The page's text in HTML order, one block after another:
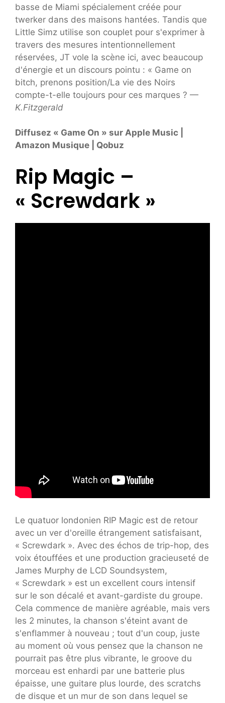
basse de Miami spécialement créée pour
twerker dans des maisons hantées. Tandis que
Little Simz utilise son couplet pour s'exprimer à
travers des mesures intentionnellement
réservées, JT vole la scène ici, avec beaucoup
d'énergie et un discours pointu : « Game on
bitch, prenons position/La vie des Noirs
compte-t-elle toujours pour ces marques ? —
K.Fitzgerald
Diffusez « Game On » sur Apple Music |
Amazon Musique | Qobuz
Rip Magic –
« Screwdark »
Le quatuor londonien RIP Magic est de retour
avec un ver d'oreille étrangement satisfaisant,
« Screwdark ». Avec des échos de trip-hop, des
voix étouffées et une production gracieuseté de
James Murphy de LCD Soundsystem,
« Screwdark » est un excellent cours intensif
sur le son décalé et avant-gardiste du groupe.
Cela commence de manière agréable, mais vers
les 2 minutes, la chanson s'éteint avant de
s'enflammer à nouveau ; tout d'un coup, juste
au moment où vous pensez que la chanson ne
pourrait pas être plus vibrante, le groove du
morceau est enhardi par une batterie plus
épaisse, une guitare plus lourde, des scratchs
de disque et un mur de son dans lequel se